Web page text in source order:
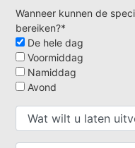
Wanneer kunnen de
bereiken?*
De hele dag
Voormiddag
Namiddag
Avond